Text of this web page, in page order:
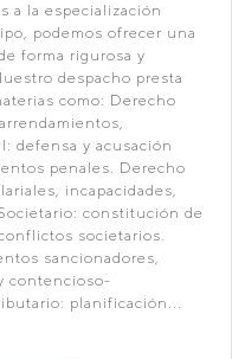
a la especialización
podemos ofrecer una
forma rigurosa y
despacho presta
como: Derecho
defensa y acusación
penales. Derecho
incapacidades,
constitución de
societarios.
sancionadores,
contencioso-
planificación...